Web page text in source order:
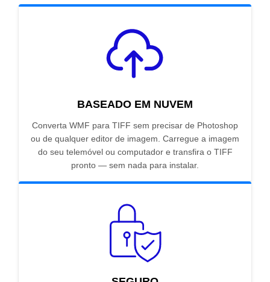
BASEADO EM NUVEM
Converta WMF para TIFF sem precisar de Photoshop
ou de qualquer editor de imagem. Carregue a imagem
do seu telemóvel ou computador e transfira o TIFF
pronto — sem nada para instalar.